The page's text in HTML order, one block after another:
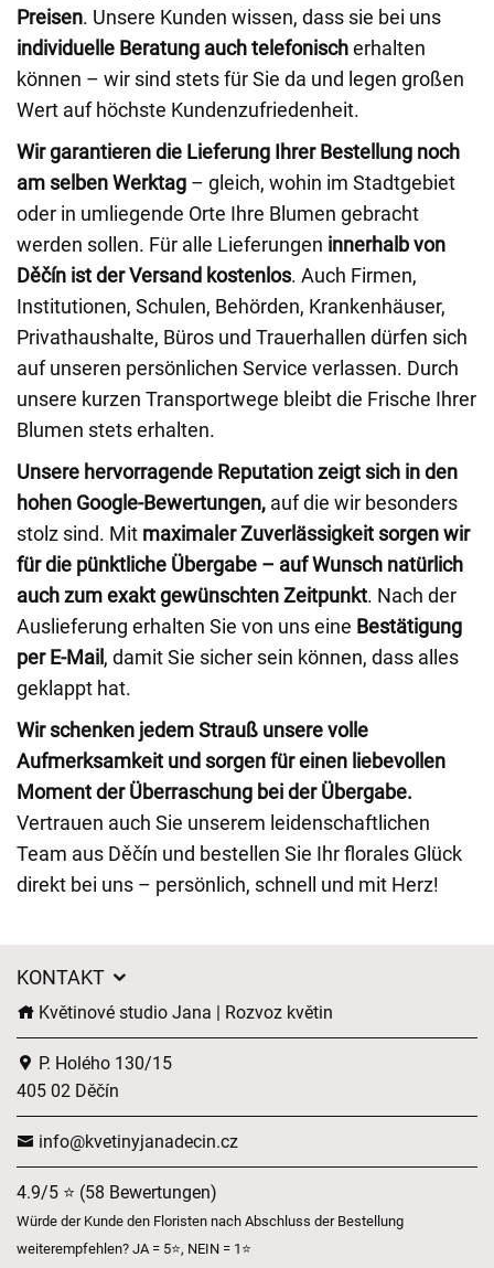
Preisen. Unsere Kunden wissen, dass sie bei uns
individuelle Beratung auch telefonischerhalten
können – wir sind stets für Sie da und legen großen
Wert auf höchste Kundenzufriedenheit.
Wir garantieren die Lieferung Ihrer Bestellung noch
am selben Werktag – gleich, wohin im Stadtgebiet
oder in umliegende Orte Ihre Blumen gebracht
werden sollen. Für alle Lieferungen innerhalb von
Děčín ist der Versand kostenlos. Auch Firmen,
Institutionen, Schulen, Behörden, Krankenhäuser,
Privathaushalte, Büros und Trauerhallen dürfen sich
auf unseren persönlichen Service verlassen. Durch
unsere kurzen Transportwege bleibt die Frische Ihrer
Blumen stets erhalten.
Unsere hervorragende Reputation zeigt sich in den
hohen Google-Bewertungen, auf die wir besonders
stolz sind. Mit maximaler Zuverlässigkeit sorgen wir
für die pünktliche Übergabe – auf Wunsch natürlich
auch zum exakt gewünschten Zeitpunkt. Nach der
Auslieferung erhalten Sie von uns eine Bestätigung
per E-Mail , damit Sie sicher sein können, dass alles
geklappt hat.
Wir schenken jedem Strauß unsere volle
Aufmerksamkeit und sorgen für einen liebevollen
Moment der Überraschung bei der Übergabe.
Vertrauen auch Sie unserem leidenschaftlichen
Team aus Děčín und bestellen Sie Ihr florales Glück
direkt bei uns – persönlich, schnell und mit Herz!
KONTAKT
Květinové studio Jana | Rozvoz květin
P. Holého 130/15
405 02 Děčín
info@kvetinyjanadecin.cz
4.9/5 ⭐ (58 Bewertungen)
Würde der Kunde den Floristen nach Abschluss der Bestellung
weiterempfehlen? JA = 5⭐, NEIN = 1⭐